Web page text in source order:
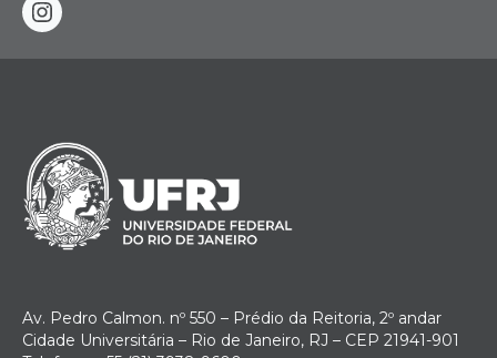
instagram
Av. Pedro Calmon. nº 550 – Prédio da Reitoria, 2º andar
Cidade Universitária – Rio de Janeiro, RJ – CEP 21941-901